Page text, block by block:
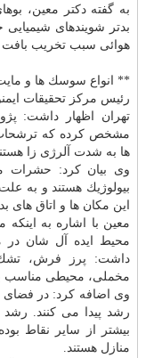
به گفته دكتر معین،
بدتر شویندهای شیمیایی
هوائی سبب تخریب
** انواع سوسك ها و
رئیس مركز تحقیقات
تهران اظهار داشت:
مشخص كرده كه ترشحات
ها به شدت آلرژی زا
وی بیان كرد: حشرات
بیولوژیك هستند و به
این مكان ها و اتاق های
معین با اشاره به
محیط ایده آل شان در
داشت: پرز فرش،
مخملی، محیطی مناسب
وی اضافه كرد: در فضای
رشد پیدا می كنند.
بیشتر از سایر نقاط
منازل هستند.